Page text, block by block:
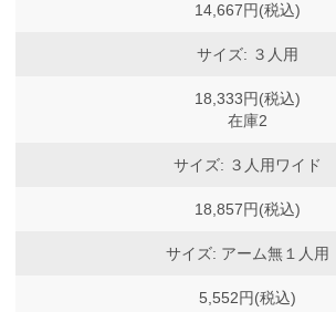
14,667円(税込)
サイズ: ３人用
18,333円(税込)
在庫2
サイズ: ３人用ワイド
18,857円(税込)
サイズ: アーム無１人用
5,552円(税込)